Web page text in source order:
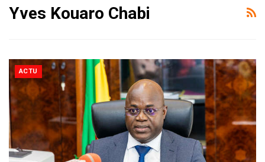
Yves Kouaro Chabi
ACTU